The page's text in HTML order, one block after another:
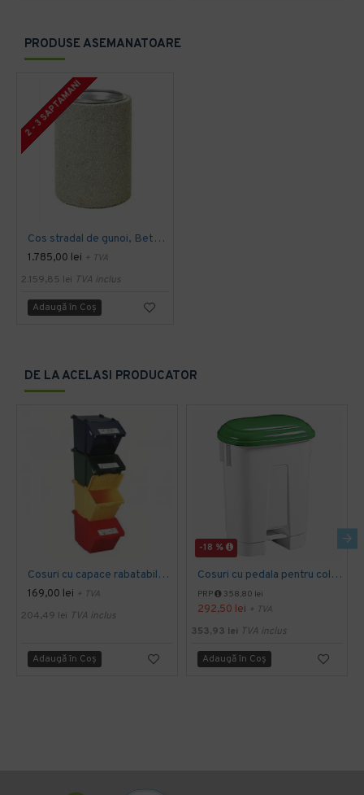
PRODUSE ASEMANATOARE
2 - 3 SAPTAMANI
Cos stradal de gunoi, Beton, Gri, 40 L
1.785,00 lei + TVA
2.159,85 lei TVA inclus
Adaugă în Coş
DE LA ACELASI PRODUCATOR
Cosuri cu capace rabatabile 45L, colectare selectiva - pret per cos
169,00 lei + TVA
204,49 lei TVA inclus
Adaugă în Coş
-18 %
Cosuri cu pedala pentru colectarea selectiva 30, 60L, rosu, galben, verbe, albastru, alb
PRP 358,80 lei
292,50 lei + TVA
353,93 lei TVA inclus
Adaugă în Coş